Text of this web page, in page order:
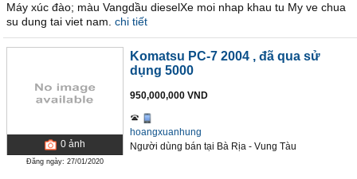
Máy xúc đào; màu Vangdầu dieselXe moi nhap khau tu My ve chua
su dung tai viet nam. chi tiết
0 ảnh
Đăng ngày: 27/01/2020
Komatsu PC-7 2004 , đã qua sử
dụng 5000
950,000,000 VND
hoangxuanhung
Người dùng bán tại Bà Rịa - Vung Tàu